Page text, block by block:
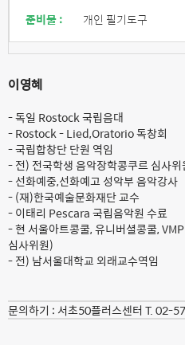
준비물 :
개인 필기도구
이영혜
- 독일 Rostock 국립음대
- Rostock - Lied,Oratorio 독창회
- 국립합창단 단원 역임
- 전) 전국학생 음악장학콩쿠르 심사위
- 선화예중,선화예고 성악부 음악강사
- (재)한국예술문화재단 교수
- 이태리 Pescara 국립음악원 수료
- 현 서울아트콩쿨, 유니버셜콩쿨,
심사위원)
- 전) 남서울대학교 외래교수역임
문의하기 : 서초50플러스센터 T. 02-